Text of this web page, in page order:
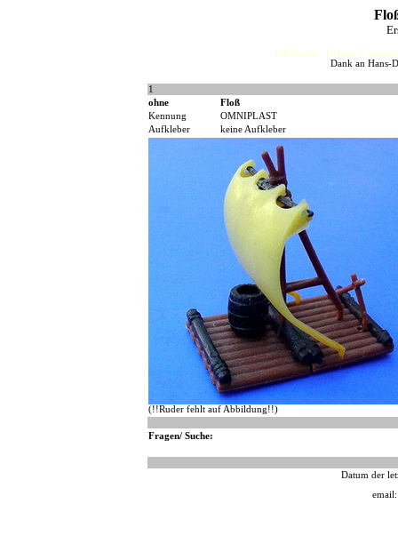
HJFHenze - Helmut´s
Dank an Hans-
1
ohne
Floß
Kennung
OMNIPLAST
Aufkleber
keine Aufkleber
(!!Ruder fehlt auf Abbildung!!)
Fragen/ Suche:
Datum der